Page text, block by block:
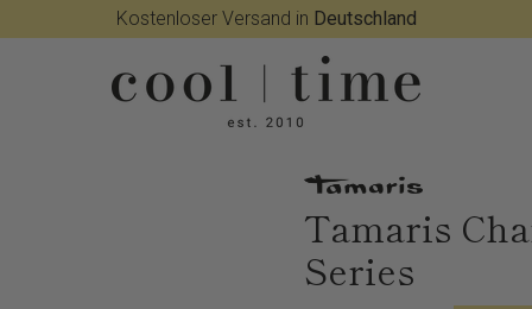
Kostenloser Versand in Deutschland
Tamaris
Series